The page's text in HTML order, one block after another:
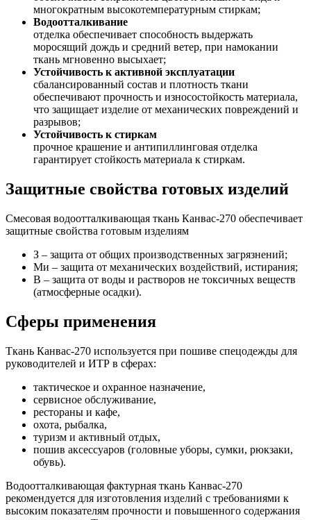
многократным высокотемпературным стиркам;
Водоотталкивание
отделка обеспечивает способность выдержать
моросящий дождь и средний ветер, при намокании
ткань мгновенно высыхает;
Устойчивость к активной эксплуатации
сбалансированный состав и плотность ткани
обеспечивают прочность и износостойкость материала,
что защищает изделие от механических повреждений и
разрывов;
Устойчивость к стиркам
прочное крашение и антипиллинговая отделка
гарантирует стойкость материала к стиркам.
Защитные свойства готовых изделий
Смесовая водоотталкивающая ткань Канвас-270 обеспечивает
защитные свойства готовым изделиям
З – защита от общих производственных загрязнений;
Ми – защита от механических воздействий, истирания;
В – защита от воды и растворов не токсичных веществ
(атмосферные осадки).
Сферы применения
Ткань Канвас-270 используется при пошиве спецодежды для
руководителей и ИТР в сферах:
тактическое и охранное назначение,
сервисное обслуживание,
рестораны и кафе,
охота, рыбалка,
туризм и активный отдых,
пошив аксессуаров (головные уборы, сумки, рюкзаки,
обувь).
Водоотталкивающая фактурная ткань Канвас-270
рекомендуется для изготовления изделий с требованиями к
высоким показателям прочности и повышенного содержания